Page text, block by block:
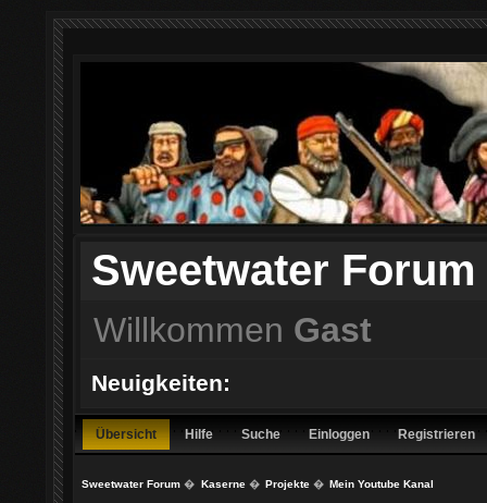
Sweetwater Forum
Willkommen Gast
Neuigkeiten:
Übersicht Hilfe Suche Einloggen Registrieren
Sweetwater Forum � Kaserne� Projekte� Mein Youtube Kanal